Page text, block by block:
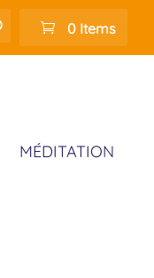
0 Items
MÉDITATION